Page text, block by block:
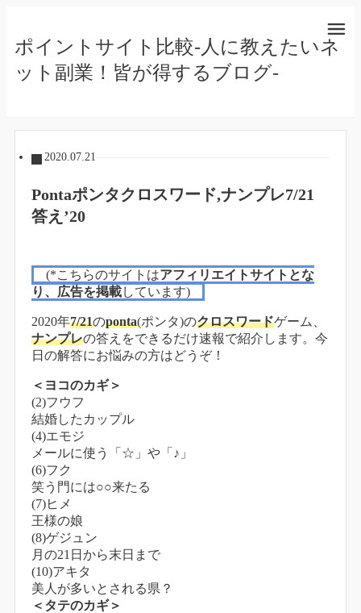
ポイントサイト比較-人に教えたいネ
ット副業！皆が得するブログ-
2020.07.21
Pontaポンタクロスワード,ナンプレ7/21
答え’20
(*こちらのサイトはアフィリエイトサイトとな
り、広告を掲載しています)
2020年7/21のponta(ポンタ)のクロスワードゲーム、
ナンプレの答えをできるだけ速報で紹介します。今
日の解答にお悩みの方はどうぞ！
＜ヨコのカギ＞
(2)フウフ
結婚したカップル
(4)エモジ
メールに使う「☆」や「♪」
(6)フク
笑う門には○○来たる
(7)ヒメ
王様の娘
(8)ゲジュン
月の21日から末日まで
(10)アキタ
美人が多いとされる県？
＜タテのカギ＞